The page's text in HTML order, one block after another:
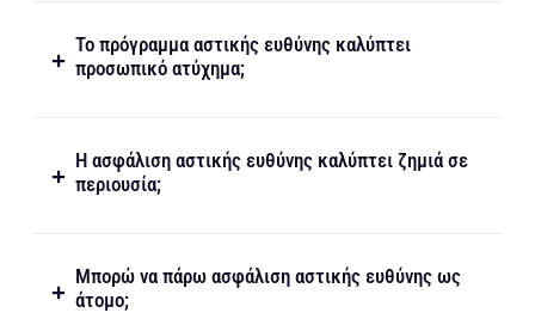
Το πρόγραμμα αστικής ευθύνης καλύπτει
προσωπικό ατύχημα;
Η ασφάλιση αστικής ευθύνης καλύπτει ζημιά σε
περιουσία;
Μπορώ να πάρω ασφάλιση αστικής ευθύνης ως
άτομο;